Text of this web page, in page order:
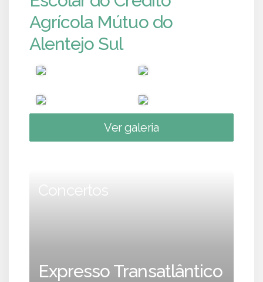
Agrícola Mútuo do
Alentejo Sul
Ver galeria
Concertos
Expresso Transatlântico